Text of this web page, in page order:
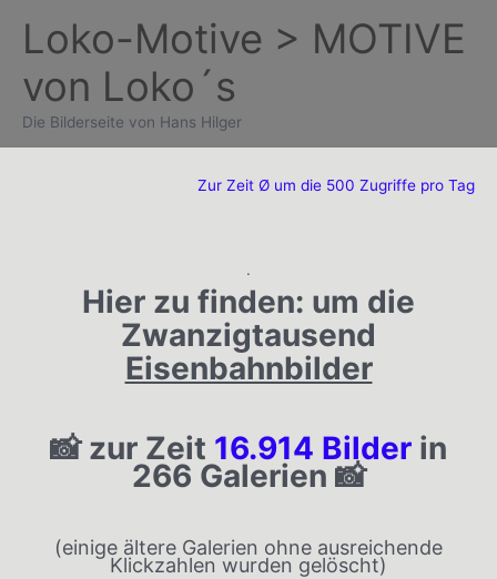
Loko-Motive > MOTIVE
von Loko´s
Die Bilderseite von Hans Hilger
Zur Zeit Ø um die 500 Zugriffe pro Tag
.
Hier zu finden: um die
Zwanzigtausend
Eisenbahnbilder
📸 zur Zeit 16.914 Bilder in
266 Galerien 📸
(einige ältere Galerien ohne ausreichende
Klickzahlen wurden gelöscht)